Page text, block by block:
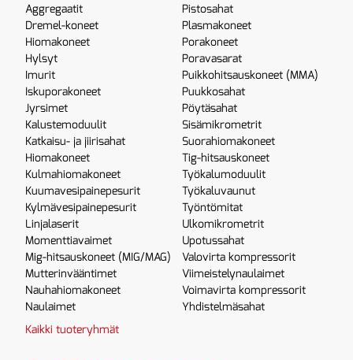
Aggregaatit
Dremel-koneet
Hiomakoneet
Hylsyt
Imurit
Iskuporakoneet
Jyrsimet
Kalustemoduulit
Katkaisu- ja jiirisahat
Hiomakoneet
Kulmahiomakoneet
Kuumavesipainepesurit
Kylmävesipainepesurit
Linjalaserit
Momenttiavaimet
Mig-hitsauskoneet (MIG/MAG)
Mutterinvääntimet
Nauhahiomakoneet
Naulaimet
Pistosahat
Plasmakoneet
Porakoneet
Poravasarat
Puikkohitsauskoneet (MMA)
Puukkosahat
Pöytäsahat
Sisämikrometrit
Suorahiomakoneet
Tig-hitsauskoneet
Työkalumoduulit
Työkaluvaunut
Työntömitat
Ulkomikrometrit
Upotussahat
Valovirta kompressorit
Viimeistelynaulaimet
Voimavirta kompressorit
Yhdistelmäsahat
Kaikki tuoteryhmät